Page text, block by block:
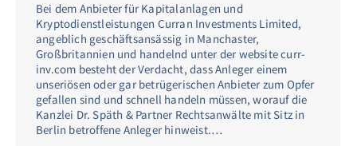
Bei dem Anbieter für Kapitalanlagen und
Kryptodienstleistungen Curran Investments Limited,
angeblich geschäftsansässig in Manchaster,
Großbritannien und handelnd unter der website curr-
inv.com besteht der Verdacht, dass Anleger einem
unseriösen oder gar betrügerischen Anbieter zum Opfer
gefallen sind und schnell handeln müssen, worauf die
Kanzlei Dr. Späth & Partner Rechtsanwälte mit Sitz in
Berlin betroffene Anleger hinweist.…